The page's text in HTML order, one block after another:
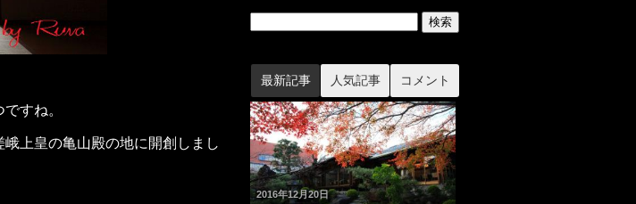
すね。
上皇の亀山殿の地に開創しまし
最新記事 人気記事 コメント
2016年12月20日